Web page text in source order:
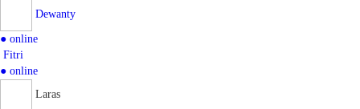
Dewanty
● online
Fitri
● online
Laras